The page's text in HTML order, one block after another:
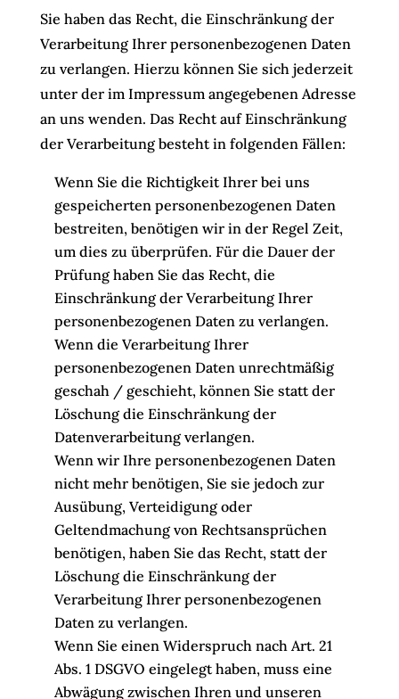
Sie haben das Recht, die Einschränkung der
Verarbeitung Ihrer personenbezogenen Daten
zu verlangen. Hierzu können Sie sich jederzeit
unter der im Impressum angegebenen Adresse
an uns wenden. Das Recht auf Einschränkung
der Verarbeitung besteht in folgenden Fällen:
Wenn Sie die Richtigkeit Ihrer bei uns
gespeicherten personenbezogenen Daten
bestreiten, benötigen wir in der Regel Zeit,
um dies zu überprüfen. Für die Dauer der
Prüfung haben Sie das Recht, die
Einschränkung der Verarbeitung Ihrer
personenbezogenen Daten zu verlangen.
Wenn die Verarbeitung Ihrer
personenbezogenen Daten unrechtmäßig
geschah / geschieht, können Sie statt der
Löschung die Einschränkung der
Datenverarbeitung verlangen.
Wenn wir Ihre personenbezogenen Daten
nicht mehr benötigen, Sie sie jedoch zur
Ausübung, Verteidigung oder
Geltendmachung von Rechtsansprüchen
benötigen, haben Sie das Recht, statt der
Löschung die Einschränkung der
Verarbeitung Ihrer personenbezogenen
Daten zu verlangen.
Wenn Sie einen Widerspruch nach Art. 21
Abs. 1 DSGVO eingelegt haben, muss eine
Abwägung zwischen Ihren und unseren